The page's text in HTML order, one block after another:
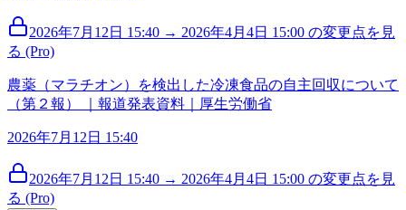
2026年7月12日 15:40 → 2026年4月4日 15:00 の変更点を見
る (Pro)
農薬（マラチオン）を検出した冷凍食品の自主回収について
（第２報） ｜報道発表資料｜厚生労働省
2026年7月12日 15:40
2026年7月12日 15:40 → 2026年4月4日 15:00 の変更点を見
る (Pro)